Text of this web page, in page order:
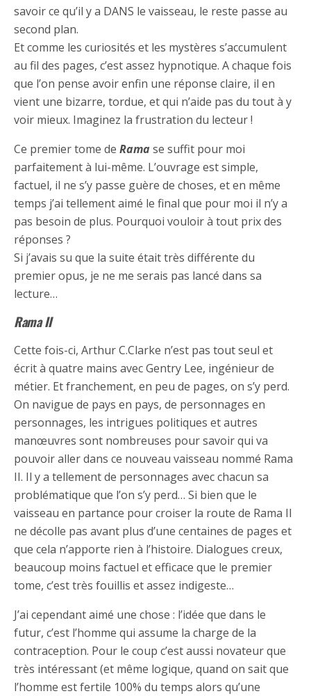
savoir ce qu’il y a DANS le vaisseau, le reste passe au
second plan.
Et comme les curiosités et les mystères s’accumulent
au fil des pages, c’est assez hypnotique. A chaque fois
que l’on pense avoir enfin une réponse claire, il en
vient une bizarre, tordue, et qui n’aide pas du tout à y
voir mieux. Imaginez la frustration du lecteur !
Ce premier tome de Rama se suffit pour moi
parfaitement à lui-même. L’ouvrage est simple,
factuel, il ne s’y passe guère de choses, et en même
temps j’ai tellement aimé le final que pour moi il n’y a
pas besoin de plus. Pourquoi vouloir à tout prix des
réponses ?
Si j’avais su que la suite était très différente du
premier opus, je ne me serais pas lancé dans sa
lecture…
Rama II
Cette fois-ci, Arthur C.Clarke n’est pas tout seul et
écrit à quatre mains avec Gentry Lee, ingénieur de
métier. Et franchement, en peu de pages, on s’y perd.
On navigue de pays en pays, de personnages en
personnages, les intrigues politiques et autres
manœuvres sont nombreuses pour savoir qui va
pouvoir aller dans ce nouveau vaisseau nommé Rama
II. Il y a tellement de personnages avec chacun sa
problématique que l’on s’y perd… Si bien que le
vaisseau en partance pour croiser la route de Rama II
ne décolle pas avant plus d’une centaines de pages et
que cela n’apporte rien à l’histoire. Dialogues creux,
beaucoup moins factuel et efficace que le premier
tome, c’est très fouillis et assez indigeste…
J’ai cependant aimé une chose : l’idée que dans le
futur, c’est l’homme qui assume la charge de la
contraception. Pour le coup c’est aussi novateur que
très intéressant (et même logique, quand on sait que
l’homme est fertile 100% du temps alors qu’une